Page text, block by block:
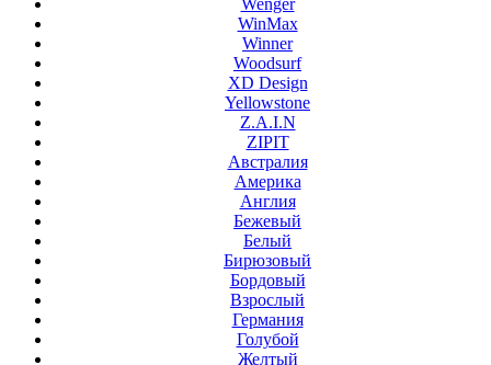
Wenger
WinMax
Winner
Woodsurf
XD Design
Yellowstone
Z.A.I.N
ZIPIT
Австралия
Америка
Англия
Бежевый
Белый
Бирюзовый
Бордовый
Взрослый
Германия
Голубой
Желтый